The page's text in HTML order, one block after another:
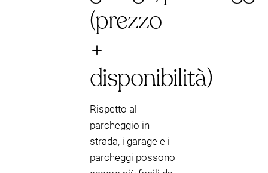
(prezzo
+
disponibilità)
Rispetto al
parcheggio in
strada, i garage e i
parcheggi possono